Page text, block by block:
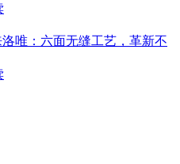
唯：六面无缝工艺，革新不